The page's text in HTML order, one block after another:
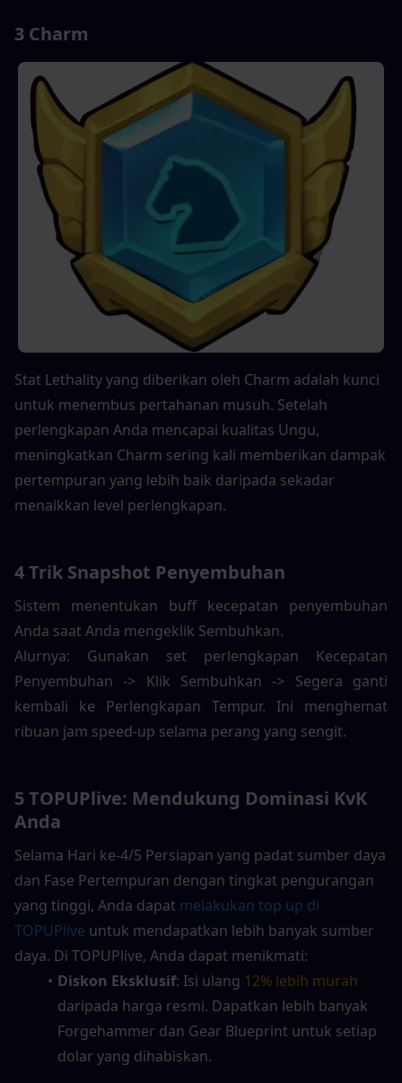
3 Charm
Stat Lethality yang diberikan oleh Charm adalah kunci
untuk menembus pertahanan musuh. Setelah
perlengkapan Anda mencapai kualitas Ungu,
meningkatkan Charm sering kali memberikan dampak
pertempuran yang lebih baik daripada sekadar
menaikkan level perlengkapan.
4 Trik Snapshot Penyembuhan
Sistem menentukan buff kecepatan penyembuhan
Anda saat Anda mengeklik Sembuhkan.
Alurnya: Gunakan set perlengkapan Kecepatan
Penyembuhan -> Klik Sembuhkan -> Segera ganti
kembali ke Perlengkapan Tempur. Ini menghemat
ribuan jam speed-up selama perang yang sengit.
5 TOPUPlive: Mendukung Dominasi KvK
Anda
Selama Hari ke-4/5 Persiapan yang padat sumber daya
dan Fase Pertempuran dengan tingkat pengurangan
yang tinggi, Anda dapat melakukan top up di
TOPUPlive untuk mendapatkan lebih banyak sumber
daya. Di TOPUPlive, Anda dapat menikmati:
Diskon Eksklusif: Isi ulang 12% lebih murah
daripada harga resmi. Dapatkan lebih banyak
Forgehammer dan Gear Blueprint untuk setiap
dolar yang dihabiskan.